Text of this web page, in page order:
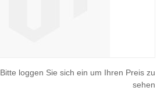
Bitte loggen Sie sich ein um Ihren Preis zu
sehen